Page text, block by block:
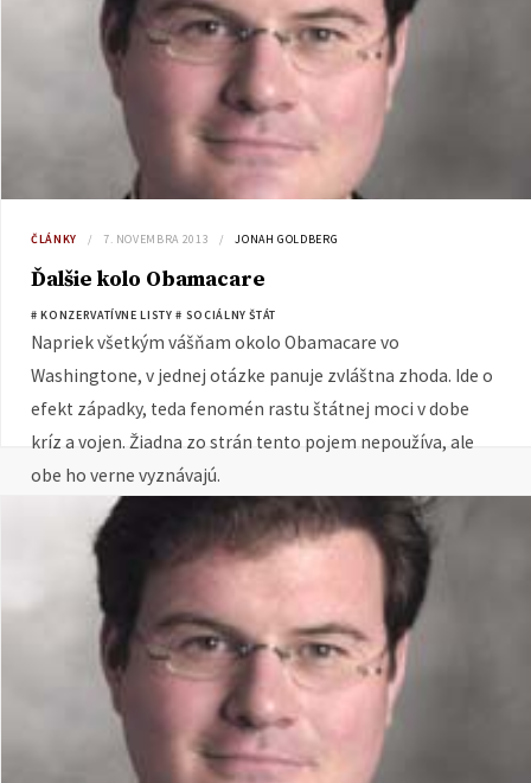
k
ČLÁNKY 7. NOVEMBRA 2013 JONAH GOLDBERG
Ďalšie kolo Obamacare
# KONZERVATÍVNE LISTY # SOCIÁLNY ŠTÁT
Napriek všetkým vášňam okolo Obamacare vo
Washingtone, v jednej otázke panuje zvláštna zhoda. Ide o
efekt západky, teda fenomén rastu štátnej moci v dobe
kríz a vojen. Žiadna zo strán tento pojem nepoužíva, ale
obe ho verne vyznávajú.